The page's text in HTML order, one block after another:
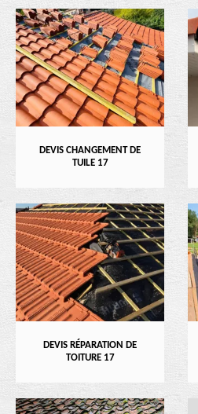
DEVIS CHANGEMENT DE
TUILE 17
DEVIS RÉPARATION DE
TOITURE 17